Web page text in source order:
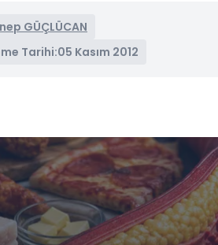
GÜÇLÜCAN
Tarihi:05 Kasım 2012